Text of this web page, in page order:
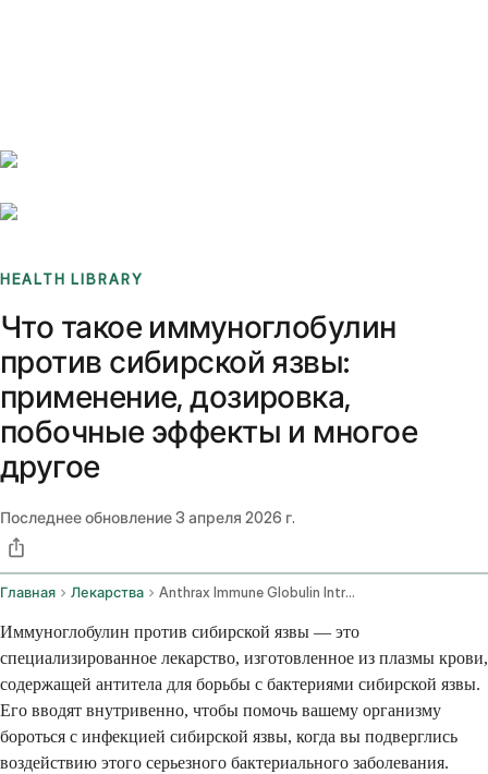
HEALTH LIBRARY
Что такое иммуноглобулин
против сибирской язвы:
применение, дозировка,
побочные эффекты и многое
другое
Последнее обновление3 апреля 2026 г.
Главная Лекарства Anthrax Immune Globulin Intravenous Route
Иммуноглобулин против сибирской язвы — это
специализированное лекарство, изготовленное из плазмы крови,
содержащей антитела для борьбы с бактериями сибирской язвы.
Его вводят внутривенно, чтобы помочь вашему организму
бороться с инфекцией сибирской язвы, когда вы подверглись
воздействию этого серьезного бактериального заболевания.